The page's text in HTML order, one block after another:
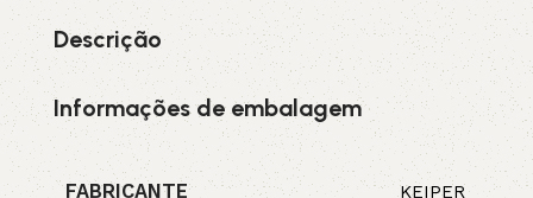
Descrição
Informações de embalagem
FABRICANTE KEIPER